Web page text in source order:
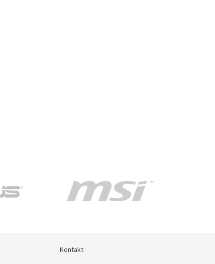
Kontakt
Kontakt